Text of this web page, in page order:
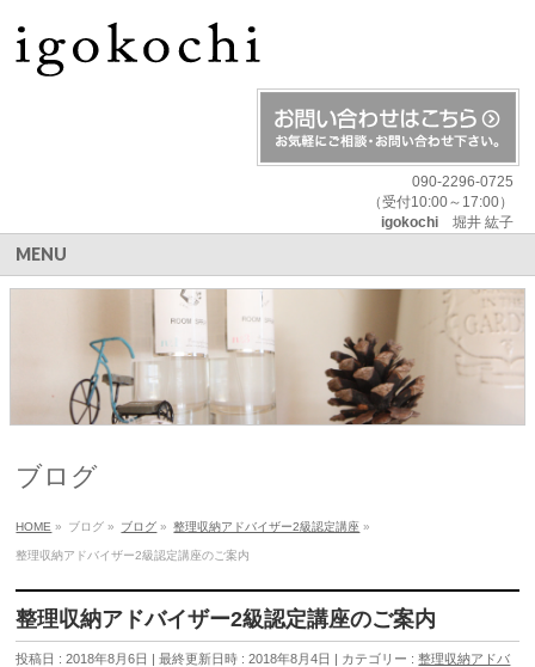
090-2296-0725
（受付10:00～17:00）
igokochi堀井 紘子
MENU
ブログ
HOME » ブログ » ブログ » 整理収納アドバイザー2級認定講座 »
整理収納アドバイザー2級認定講座のご案内
整理収納アドバイザー2級認定講座のご案内
投稿日 : 2018年8月6日 最終更新日時 : 2018年8月4日 カテゴリー :整理収納アドバ